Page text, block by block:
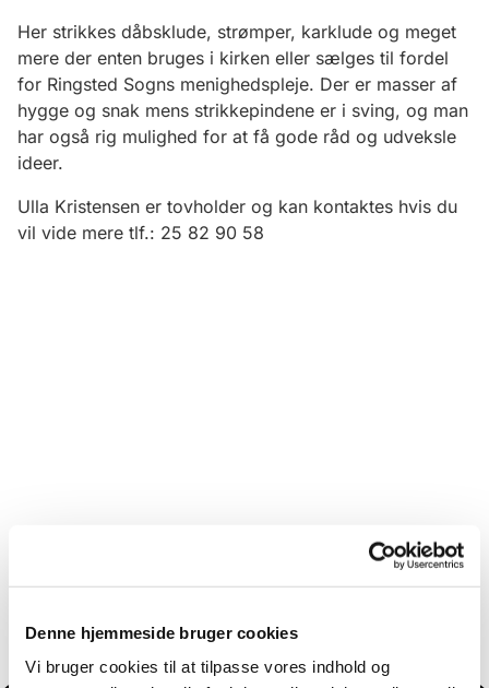
Denne hjemmeside bruger cookies
Vi bruger cookies til at tilpasse vores indhold og
Her strikkes dåbsklude, strømper, karklude og meget
mere der enten bruges i kirken eller sælges til fordel
for Ringsted Sogns menighedspleje. Der er masser af
hygge og snak mens strikkepindene er i sving, og man
har også rig mulighed for at få gode råd og udveksle
ideer.
Ulla Kristensen er tovholder og kan kontaktes hvis du
vil vide mere tlf.: 25 82 90 58